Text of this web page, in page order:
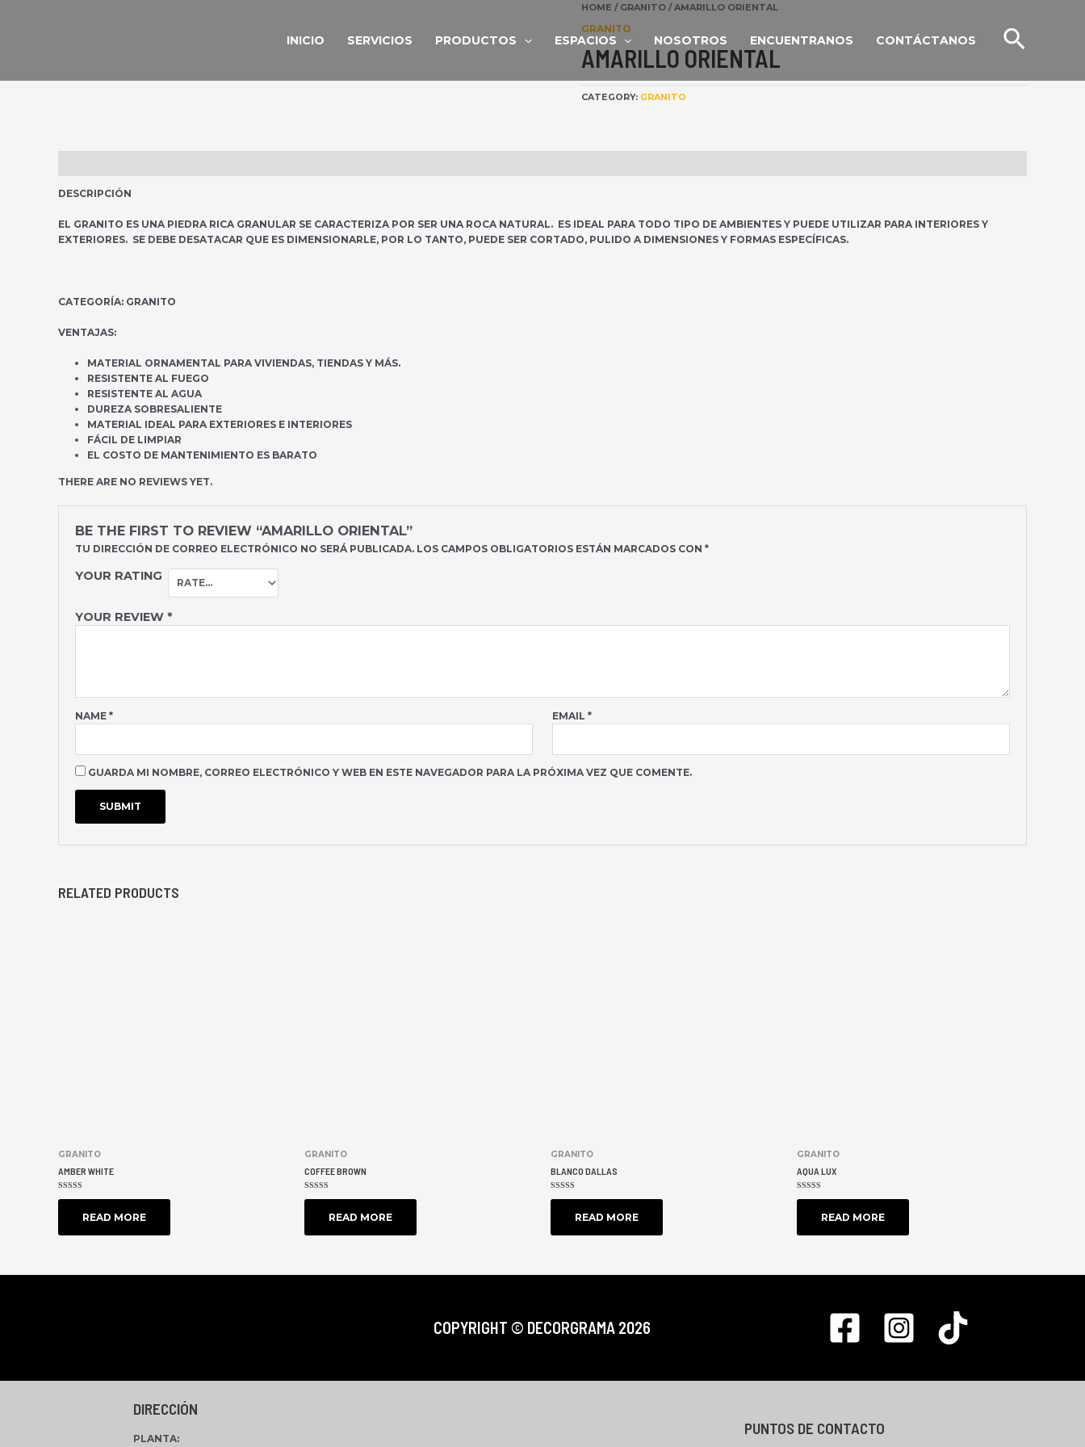
INICIO SERVICIOS PRODUCTOS ESPACIOS NOSOTROS ENCUENTRANOS CONTÁCTANOS
HOME / GRANITO / AMARILLO ORIENTAL
GRANITO
AMARILLO ORIENTAL
CATEGORY: GRANITO
DESCRIPCIÓN
EL GRANITO ES UNA PIEDRA RICA GRANULAR SE CARACTERIZA POR SER UNA ROCA NATURAL. ES IDEAL PARA TODO TIPO DE AMBIENTES Y PUEDE UTILIZAR PARA INTERIORES Y
EXTERIORES. SE DEBE DESATACAR QUE ES DIMENSIONARLE, POR LO TANTO, PUEDE SER CORTADO, PULIDO A DIMENSIONES Y FORMAS ESPECÍFICAS.
CATEGORÍA: GRANITO
VENTAJAS:
MATERIAL ORNAMENTAL PARA VIVIENDAS, TIENDAS Y MÁS.
RESISTENTE AL FUEGO
RESISTENTE AL AGUA
DUREZA SOBRESALIENTE
MATERIAL IDEAL PARA EXTERIORES E INTERIORES
FÁCIL DE LIMPIAR
EL COSTO DE MANTENIMIENTO ES BARATO
THERE ARE NO REVIEWS YET.
BE THE FIRST TO REVIEW “AMARILLO ORIENTAL”
TU DIRECCIÓN DE CORREO ELECTRÓNICO NO SERÁ PUBLICADA. LOS CAMPOS OBLIGATORIOS ESTÁN MARCADOS CON*
YOUR RATING
YOUR REVIEW *
NAME* EMAIL *
GUARDA MI NOMBRE, CORREO ELECTRÓNICO Y WEB EN ESTE NAVEGADOR PARA LA PRÓXIMA VEZ QUE COMENTE.
RELATED PRODUCTS
GRANITO
AMBER WHITE
RATED
READ MORE
GRANITO
COFFEE BROWN
RATED
READ MORE
GRANITO
BLANCO DALLAS
RATED
READ MORE
GRANITO
AQUA LUX
RATED
READ MORE
COPYRIGHT © DECORGRAMA 2026
DIRECCIÓN
PLANTA:
PUNTOS DE CONTACTO